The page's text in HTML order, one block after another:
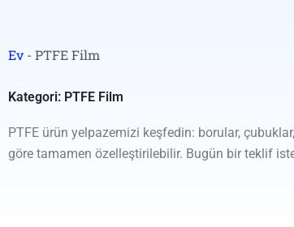
Ev- PTFE Film
Kategori: PTFE Film
PTFE ürün yelpazemizi keşfedin: borular,
göre tamamen özelleştirilebilir. Bugün bir teklif